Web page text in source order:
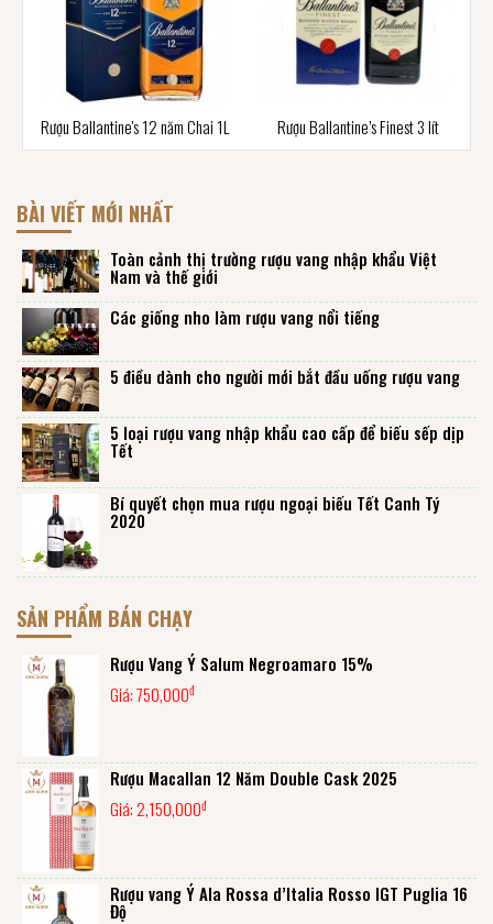
Rượu Ballantine's 12 năm Chai 1L Rượu Ballantine’s Finest 3 lít
BÀI VIẾT MỚI NHẤT
Toàn cảnh thị trường rượu vang nhập khẩu Việt
Nam và thế giới
Các giống nho làm rượu vang nổi tiếng
5 điều dành cho người mới bắt đầu uống rượu vang
5 loại rượu vang nhập khẩu cao cấp để biếu sếp dịp
Tết
Bí quyết chọn mua rượu ngoại biếu Tết Canh Tý
2020
SẢN PHẨM BÁN CHẠY
Rượu Vang Ý Salum Negroamaro 15%
Giá:750,000đ
Rượu Macallan 12 Năm Double Cask 2025
Giá: 2,150,000đ
Rượu vang Ý Ala Rossa d’Italia Rosso IGT Puglia 16
Độ